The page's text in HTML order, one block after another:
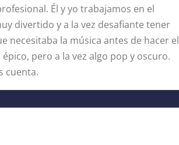
Él y yo trabajamos en el
divertido y a la vez desafiante tener
necesitaba la música antes de hacer el
pero a la vez algo pop y oscuro.
cuenta.